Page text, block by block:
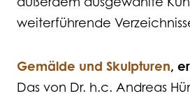
weiterführende
Gemälde und Skulpturen,
Das von Dr. h.c. Andreas